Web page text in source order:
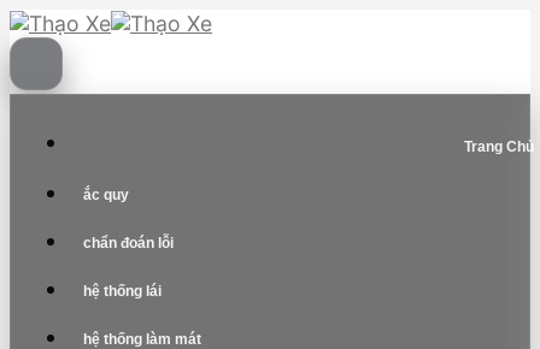
Skip
to
content
Trang Chủ
ắc quy
chẩn đoán lỗi
hệ thống lái
hệ thống làm mát